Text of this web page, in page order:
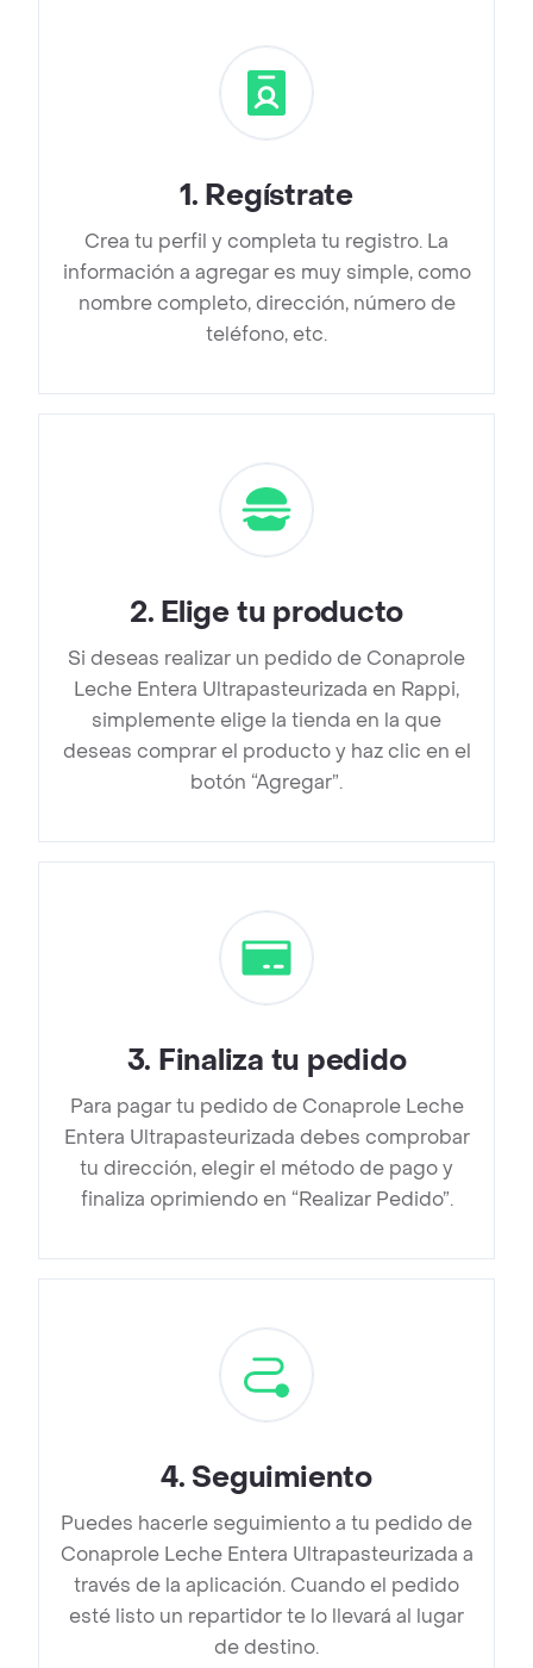
1. Regístrate
Crea tu perfil y completa tu registro. La
información a agregar es muy simple, como
nombre completo, dirección, número de
teléfono, etc.
2. Elige tu producto
Si deseas realizar un pedido de Conaprole
Leche Entera Ultrapasteurizada en Rappi,
simplemente elige la tienda en la que
deseas comprar el producto y haz clic en el
botón “Agregar”.
3. Finaliza tu pedido
Para pagar tu pedido de Conaprole Leche
Entera Ultrapasteurizada debes comprobar
tu dirección, elegir el método de pago y
finaliza oprimiendo en “Realizar Pedido”.
4. Seguimiento
Puedes hacerle seguimiento a tu pedido de
Conaprole Leche Entera Ultrapasteurizada a
través de la aplicación. Cuando el pedido
esté listo un repartidor te lo llevará al lugar
de destino.